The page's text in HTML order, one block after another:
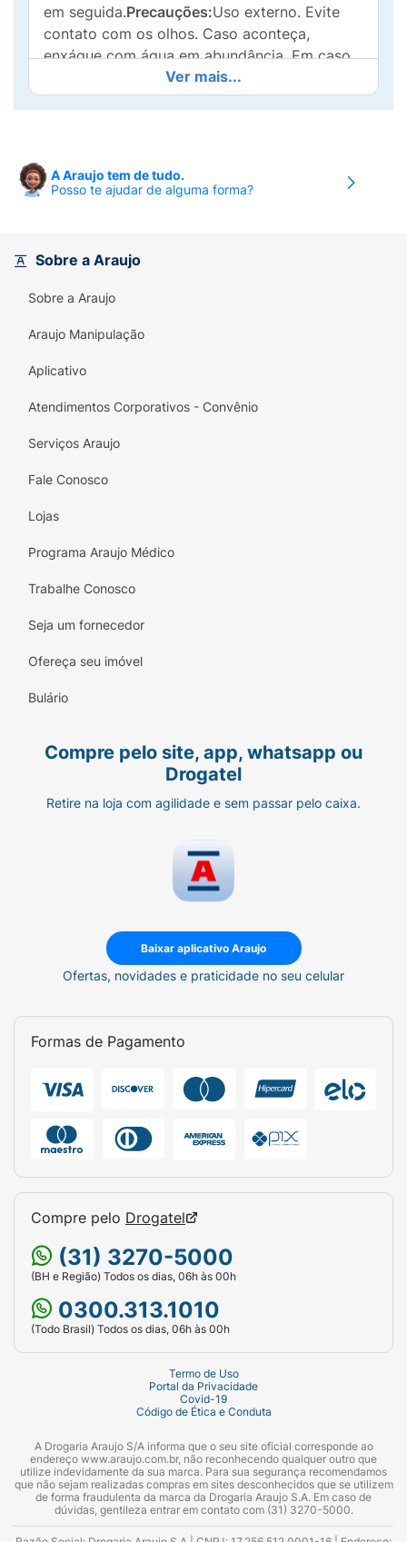
em seguida.Precauções:Uso externo. Evite
contato com os olhos. Caso aconteça,
enxágue com água em abundância. Em caso
de irritação suspenda o uso e procure
orientação médica. Manter em local seco e
Ver mais...
A Araujo tem de tudo.
Posso te ajudar de alguma forma?
Sobre a Araujo
Sobre a Araujo
Araujo Manipulação
Aplicativo
Atendimentos Corporativos - Convênio
Serviços Araujo
Fale Conosco
Lojas
Programa Araujo Médico
Trabalhe Conosco
Seja um fornecedor
Ofereça seu imóvel
Bulário
Compre pelo site, app, whatsapp ou
Drogatel
Retire na loja com agilidade e sem passar pelo caixa.
Baixar aplicativo Araujo
Ofertas, novidades e praticidade no seu celular
Formas de Pagamento
Compre pelo Drogatel
(31) 3270-5000
(BH e Região) Todos os dias, 06h às 00h
0300.313.1010
(Todo Brasil) Todos os dias, 06h às 00h
Termo de Uso
Portal da Privacidade
Covid-19
Código de Ética e Conduta
A Drogaria Araujo S/A informa que o seu site oficial corresponde ao
endereço www.araujo.com.br, não reconhecendo qualquer outro que
utilize indevidamente da sua marca. Para sua segurança recomendamos
que não sejam realizadas compras em sites desconhecidos que se utilizem
de forma fraudulenta da marca da Drogaria Araujo S.A. Em caso de
dúvidas, gentileza entrar em contato com (31) 3270-5000.